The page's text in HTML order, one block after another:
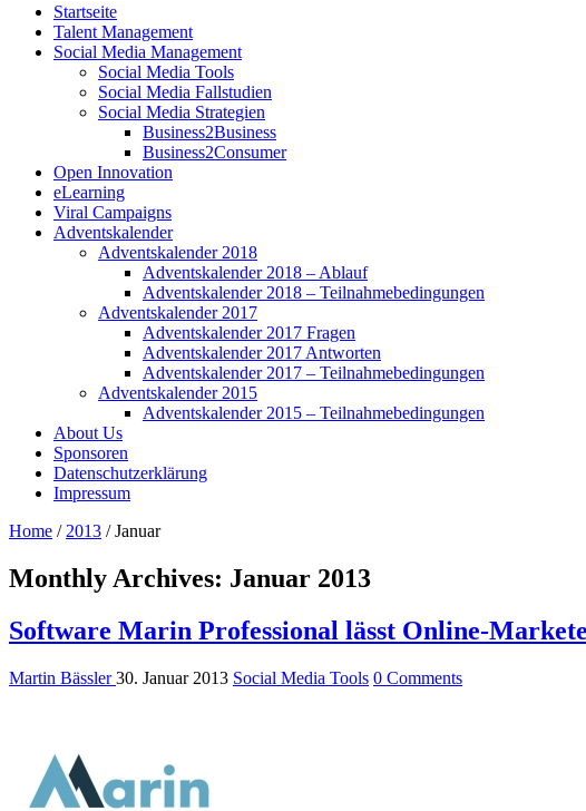
Startseite
Talent Management
Social Media Management
Social Media Tools
Social Media Fallstudien
Social Media Strategien
Business2Business
Business2Consumer
Open Innovation
eLearning
Viral Campaigns
Adventskalender
Adventskalender 2018
Adventskalender 2018 – Ablauf
Adventskalender 2018 – Teilnahmebedingungen
Adventskalender 2017
Adventskalender 2017 Fragen
Adventskalender 2017 Antworten
Adventskalender 2017 – Teilnahmebedingungen
Adventskalender 2015
Adventskalender 2015 – Teilnahmebedingungen
About Us
Sponsoren
Datenschutzerklärung
Impressum
Home / 2013 / Januar
Monthly Archives: Januar 2013
Software Marin Professional lässt Online-
Martin Bässler30. Januar 2013 Social Media Tools 0 Comments